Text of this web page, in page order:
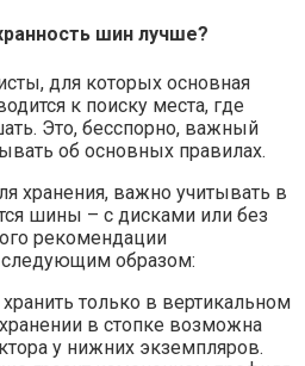
шин лучше?
для которых основная
к поиску места, где
Это, бесспорно, важный
об основных правилах.
хранения, важно учитывать в
шины – с дисками или без
рекомендации
следующим образом:
только в вертикальном
в стопке возможна
у нижних экземпляров.